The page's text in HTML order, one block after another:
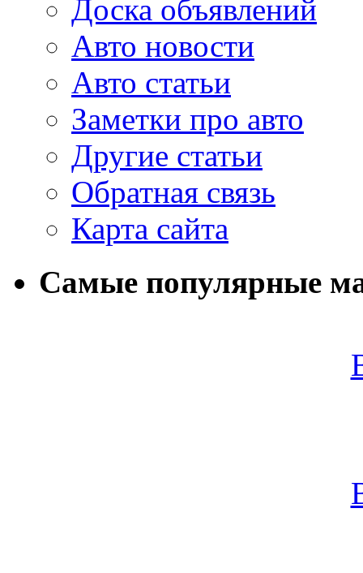
Доска объявлений
Авто новости
Авто статьи
Заметки про авто
Другие статьи
Обратная связь
Карта сайта
Самые популярные